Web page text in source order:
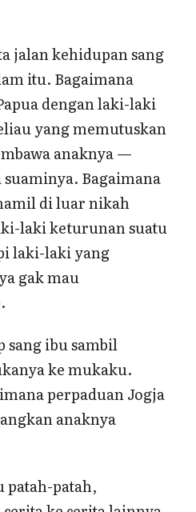
jalan kehidupan sang
itu. Bagaimana
dengan laki-laki
yang memutuskan
anaknya —
Bagaimana
di luar nikah
laki keturunan suatu
laki-laki yang
gak mau
sang ibu sambil
ke mukaku.
perpaduan Jogja
anaknya
patah-patah,